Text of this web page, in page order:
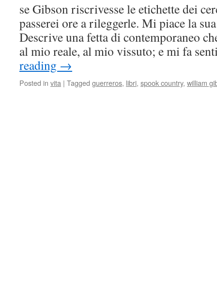
se Gibson riscrivesse le etichette dei
passerei ore a rileggerle. Mi piace la
Descrive una fetta di contemporaneo
al mio reale, al mio vissuto; e mi fa
reading →
Posted in vita | Tagged guerreros, libri, spook country, william